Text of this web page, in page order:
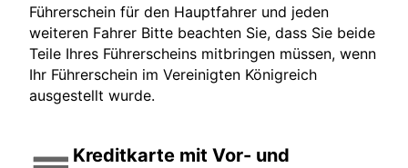
Führerschein für den Hauptfahrer und jeden
weiteren Fahrer Bitte beachten Sie, dass Sie beide
Teile Ihres Führerscheins mitbringen müssen, wenn
Ihr Führerschein im Vereinigten Königreich
ausgestellt wurde.
Kreditkarte mit Vor- und